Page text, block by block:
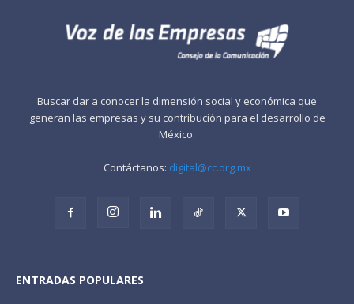
Buscar dar a conocer la dimensión social y económica que
generan las empresas y su contribución para el desarrollo de
México.
Contáctanos: digital@cc.org.mx
ENTRADAS POPULARES